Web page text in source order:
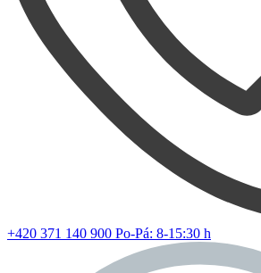
+420 371 140 900 Po-Pá: 8-15:30 h